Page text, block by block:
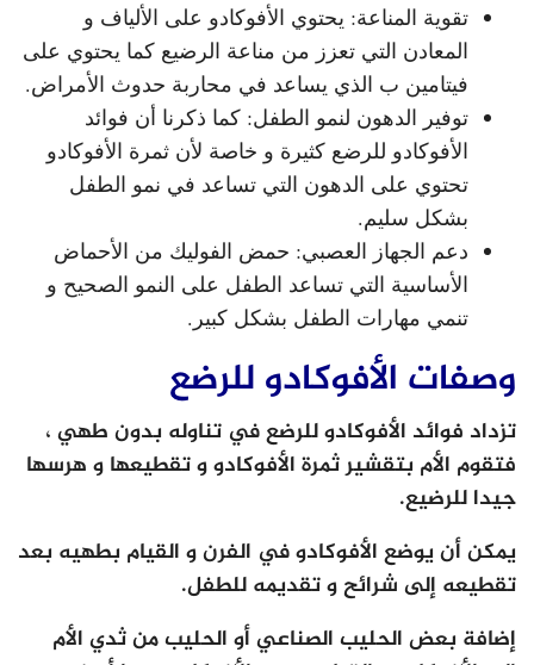
تقوية المناعة: يحتوي الأفوكادو على الألياف و
المعادن التي تعزز من مناعة الرضيع كما يحتوي على
فيتامين ب الذي يساعد في محاربة حدوث الأمراض.
توفير الدهون لنمو الطفل: كما ذكرنا أن فوائد
الأفوكادو للرضع كثيرة و خاصة لأن ثمرة الأفوكادو
تحتوي على الدهون التي تساعد في نمو الطفل
بشكل سليم.
دعم الجهاز العصبي: حمض الفوليك من الأحماض
الأساسية التي تساعد الطفل على النمو الصحيح و
تنمي مهارات الطفل بشكل كبير.
وصفات الأفوكادو للرضع
تزداد فوائد الأفوكادو للرضع في تناوله بدون طهي ،
فتقوم الأم بتقشير ثمرة الأفوكادو و تقطيعها و هرسها
جيدا للرضيع.
يمكن أن يوضع الأفوكادو في الفرن و القيام بطهيه بعد
تقطيعه إلى شرائح و تقديمه للطفل.
إضافة بعض الحليب الصناعي أو الحليب من ثدي الأم